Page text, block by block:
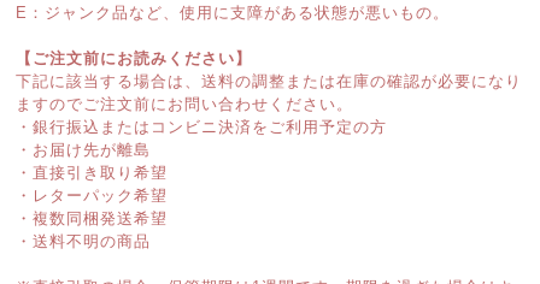
E：ジャンク品など、使用に支障がある状態が悪いもの。
【ご注文前にお読みください】
下記に該当する場合は、送料の調整または在庫の確認が必要になり
ますのでご注文前にお問い合わせください。
・銀行振込またはコンビニ決済をご利用予定の方
・お届け先が離島
・直接引き取り希望
・レターパック希望
・複数同梱発送希望
・送料不明の商品